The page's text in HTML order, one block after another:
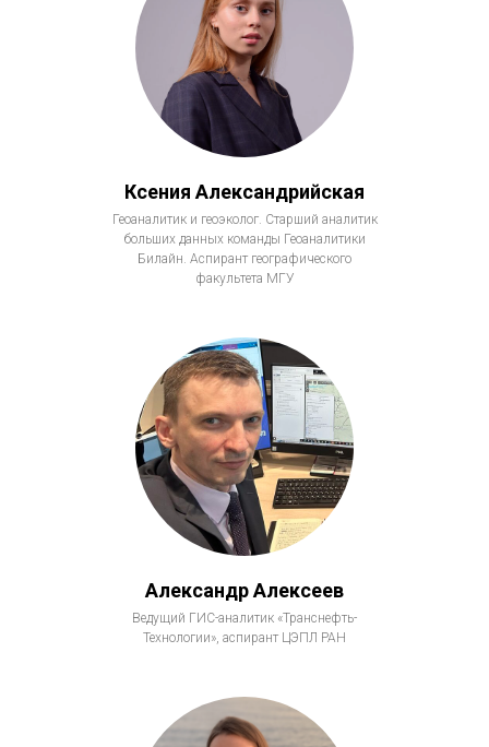
Ксения Александрийская
Геоаналитик и геоэколог. Старший аналитик
больших данных команды Геоаналитики
Билайн. Аспирант географического
факультета МГУ
Александр Алексеев
Ведущий ГИС-аналитик «Транснефть-
Технологии», аспирант ЦЭПЛ РАН